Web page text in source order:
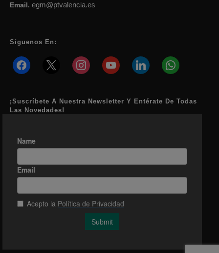
Email. egm@ptvalencia.es
Síguenos En:
facebook instagramyoutube linkedin whatsapp
¡Suscríbete A Nuestra Newsletter Y Entérate De Todas
Las Novedades!